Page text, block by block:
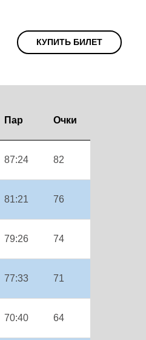
КУПИТЬ БИЛЕТ
Пар Очки
87:24 82
81:21 76
79:26 74
77:33 71
70:40 64